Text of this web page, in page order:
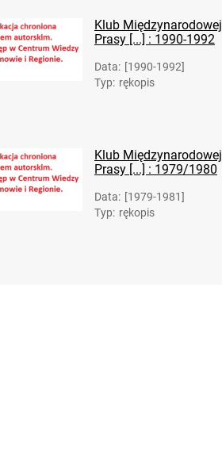
Klub Międzynarodowej
Prasy [...] : 1990-1992
Data: [1990-1992]
Typ: rękopis
Klub Międzynarodowej
Prasy [...] : 1979/1980
Data: [1979-1981]
Typ: rękopis